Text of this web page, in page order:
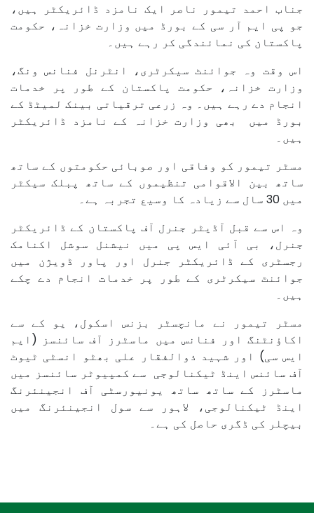
جناب احمد تیمور ناصر ایک نامزد ڈائریکٹر ہیں،
جو پی ایم آر سی کے بورڈ میں وزارت خزانہ، حکومت
پاکستان کی نمائندگی کر رہے ہیں۔
اس وقت وہ جوائنٹ سیکرٹری، انٹرنل فنانس ونگ،
وزارت خزانہ، حکومت پاکستان کے طور پر خدمات
انجام دے رہے ہیں۔ وہ زرعی ترقیاتی بینک لمیٹڈ کے
بورڈ میں بھی وزارت خزانہ کے نامزد ڈائریکٹر
ہیں۔
مسٹر تیمور کو وفاقی اور صوبائی حکومتوں کے ساتھ
ساتھ بین الاقوامی تنظیموں کے ساتھ پبلک سیکٹر
میں 30 سال سے زیادہ کا وسیع تجربہ ہے۔
وہ اس سے قبل آڈیٹر جنرل آف پاکستان کے ڈائریکٹر
جنرل، بی آئی ایس پی میں نیشنل سوشل اکنامک
رجسٹری کے ڈائریکٹر جنرل اور پاور ڈویژن میں
جوائنٹ سیکرٹری کے طور پر خدمات انجام دے چکے
ہیں۔
مسٹر تیمور نے مانچسٹر بزنس اسکول، یو کے سے
اکاؤنٹنگ اور فنانس میں ماسٹرز آف سائنسز (ایم
ایس سی) اور شہید ذوالفقار علی بھٹو انسٹی ٹیوٹ
آف سائنس اینڈ ٹیکنالوجی سے کمپیوٹر سائنسز میں
ماسٹرز کے ساتھ ساتھ یونیورسٹی آف انجینئرنگ
اینڈ ٹیکنالوجی، لاہور سے سول انجینئرنگ میں
بیچلر کی ڈگری حاصل کی ہے۔